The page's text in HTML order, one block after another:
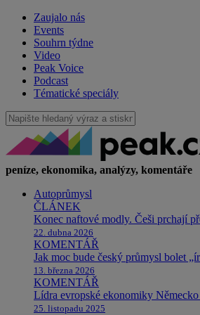
Zaujalo nás
Events
Souhrn týdne
Video
Peak Voice
Podcast
Tématické speciály
peníze, ekonomika, analýzy, komentáře
Autoprůmysl
ČLÁNEK
Konec naftové modly. Češi prchají
22. dubna 2026
KOMENTÁŘ
Jak moc bude český průmysl bolet
13. března 2026
KOMENTÁŘ
Lídra evropské ekonomiky
25. listopadu 2025